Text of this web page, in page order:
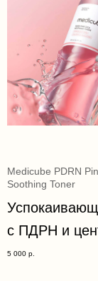
Medicube PDRN
Soothing Toner
с ПДРН и
5 000 р.